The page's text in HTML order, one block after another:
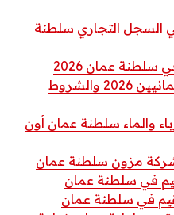
السجل التجاري سلطنة
عمان 2026
كم سعر تأشيرة الهند للعمانيين 2026 والشروط
والماء سلطنة عمان أون
شركة مزون سلطنة عمان
في سلطنة عمان
في سلطنة عمان